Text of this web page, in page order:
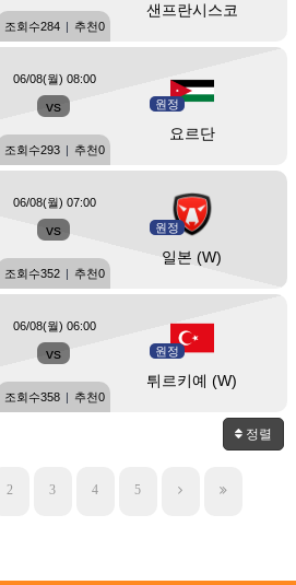
샌프란시스코
조회수284 | 추천0
vs 원정
요르단
06/08(월) 08:00
조회수293 | 추천0
vs 원정
일본 (W)
06/08(월) 07:00
조회수352 | 추천0
vs 원정
튀르키예 (W)
06/08(월) 06:00
조회수358 | 추천0
정렬
2 3 4 5